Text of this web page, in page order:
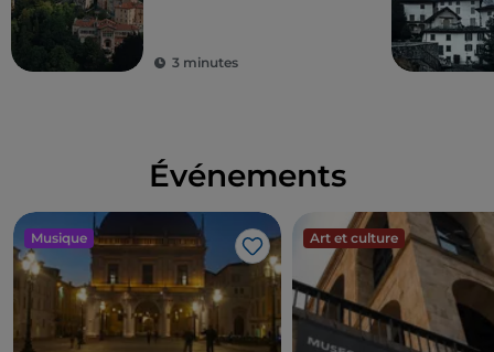
nature et spiritualité
3 minutes
Événements
Musique
J’aime
Art et culture